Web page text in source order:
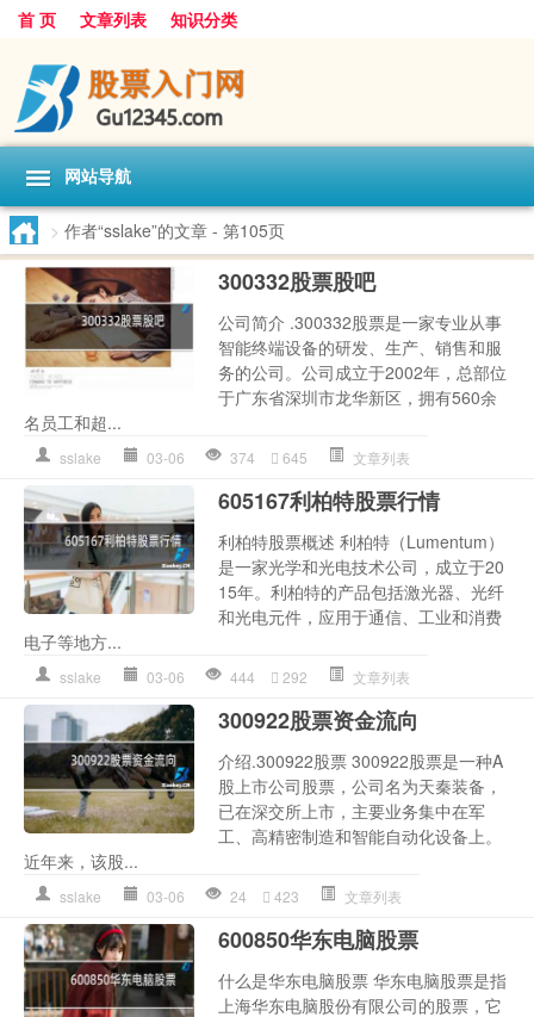
首 页 文章列表 知识分类
网站导航
> 作者“sslake”的文章 - 第105页
300332股票股吧
公司简介 .300332股票是一家专业从事
智能终端设备的研发、生产、销售和服
务的公司。公司成立于2002年，总部位
于广东省深圳市龙华新区，拥有560余
名员工和超...
sslake 03-06 374 645 文章列表
605167利柏特股票行情
利柏特股票概述 利柏特（Lumentum）
是一家光学和光电技术公司，成立于20
15年。利柏特的产品包括激光器、光纤
和光电元件，应用于通信、工业和消费
电子等地方...
sslake 03-06 444 292 文章列表
300922股票资金流向
介绍.300922股票 300922股票是一种A
股上市公司股票，公司名为天秦装备，
已在深交所上市，主要业务集中在军
工、高精密制造和智能自动化设备上。
近年来，该股...
sslake 03-06 24 423 文章列表
600850华东电脑股票
什么是华东电脑股票 华东电脑股票是指
上海华东电脑股份有限公司的股票，它